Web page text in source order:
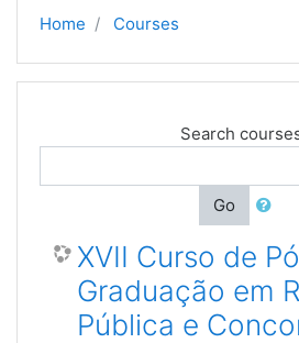
Home Courses
Search
Go
XVII Curso de
Graduação em
Pública e